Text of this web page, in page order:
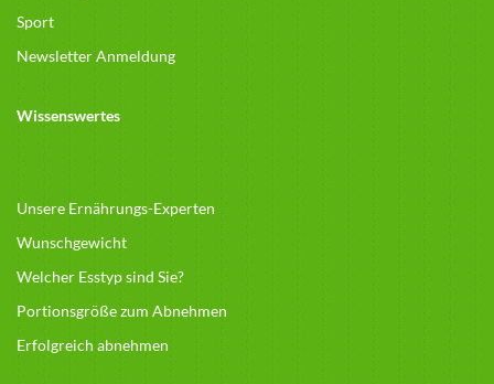
Sport
Newsletter Anmeldung
Wissenswertes
Unsere Ernährungs-Experten
Wunschgewicht
Welcher Esstyp sind Sie?
Portionsgröße zum Abnehmen
Erfolgreich abnehmen